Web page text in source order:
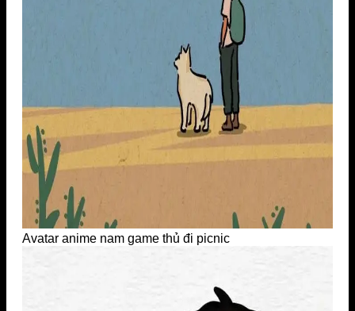
Avatar anime nam game thủ đi picnic